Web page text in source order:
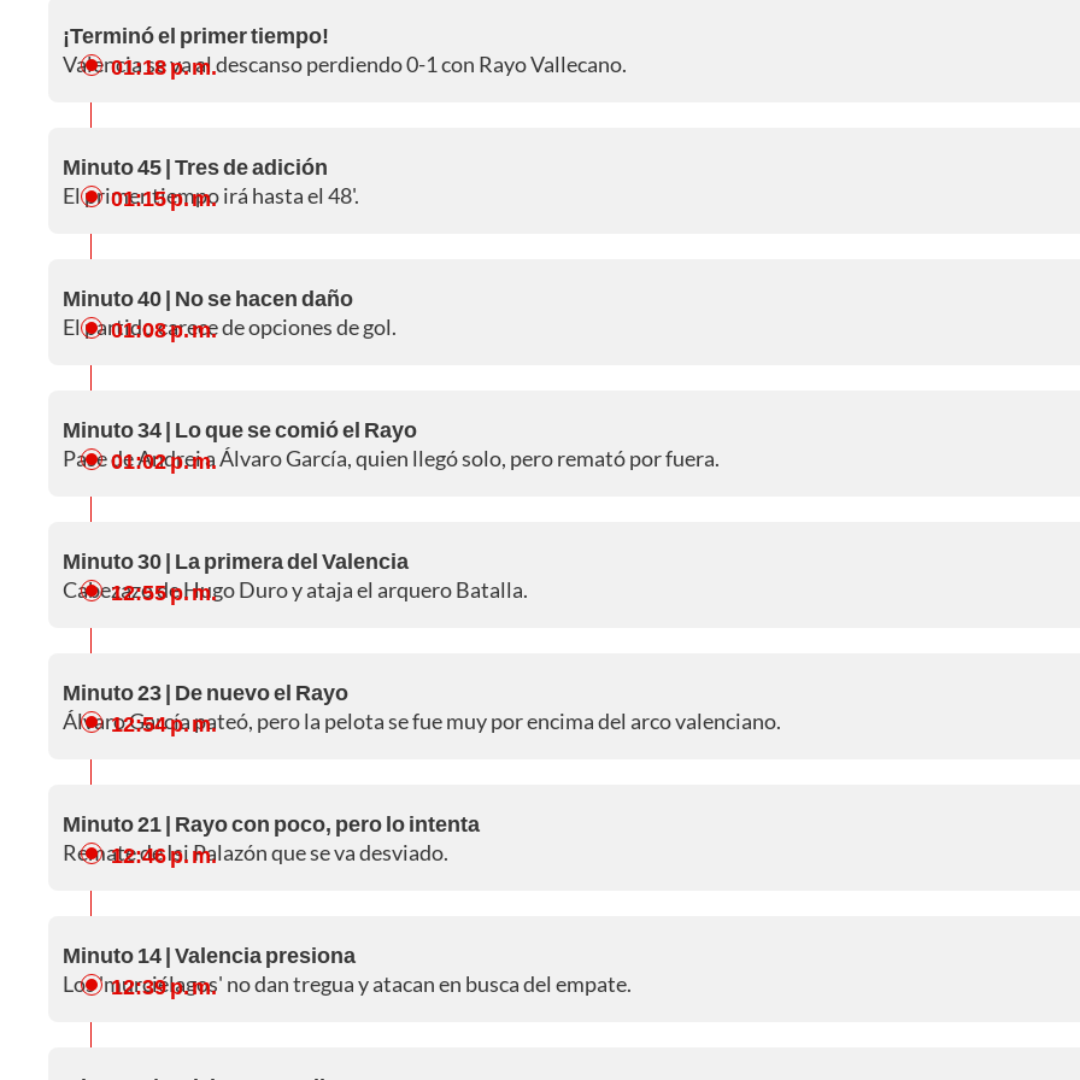
¡Terminó el primer tiempo!
Valencia se va al descanso perdiendo 0-1 con Rayo Vallecano.
01:18 p. m.
Minuto 45 | Tres de adición
El primer tiempo irá hasta el 48'.
01:15 p. m.
Minuto 40 | No se hacen daño
El partido carece de opciones de gol.
01:08 p. m.
Minuto 34 | Lo que se comió el Rayo
Pase de Andrei a Álvaro García, quien llegó solo, pero remató por fuera.
01:02 p. m.
Minuto 30 | La primera del Valencia
Cabezazo de Hugo Duro y ataja el arquero Batalla.
12:55 p. m.
Minuto 23 | De nuevo el Rayo
Álvaro García pateó, pero la pelota se fue muy por encima del arco valenciano.
12:54 p. m.
Minuto 21 | Rayo con poco, pero lo intenta
Remate de Isi Palazón que se va desviado.
12:46 p. m.
Minuto 14 | Valencia presiona
Los 'murciélagos' no dan tregua y atacan en busca del empate.
12:39 p. m.